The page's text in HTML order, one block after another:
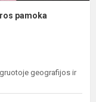
pamoka
geografijos ir